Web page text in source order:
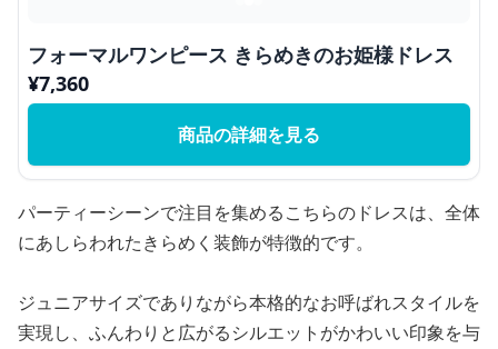
フォーマルワンピース きらめきのお姫様ドレス
¥7,360
商品の詳細を見る
パーティーシーンで注目を集めるこちらのドレスは、全体
にあしらわれたきらめく装飾が特徴的です。
ジュニアサイズでありながら本格的なお呼ばれスタイルを
実現し、ふんわりと広がるシルエットがかわいい印象を与